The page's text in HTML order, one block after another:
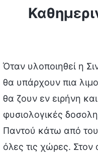
Η διάθεση του
Όταν υλοποιηθεί η
θα υπάρχουν πια
θα ζουν εν ειρήνη
φυσιολογικές
Παντού κάτω από
όλες τις χώρες.